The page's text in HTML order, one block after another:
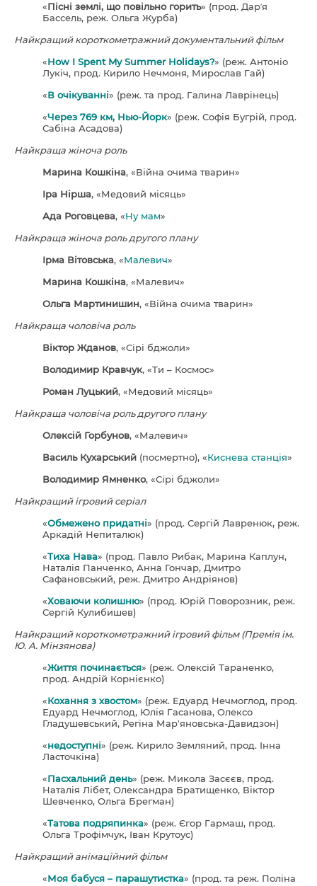
«Пісні землі, що повільно горить» (прод. Дарʼя
Бассель, реж. Ольга Журба)
Найкращий короткометражний документальний фільм
«How I Spent My Summer Holidays?» (реж. Антоніо
Лукіч, прод. Кирило Нечмоня, Мирослав Гай)
«В очікуванні» (реж. та прод. Галина Лаврінець)
«Через 769 км, Нью-Йорк» (реж. Софія Бугрій, прод.
Сабіна Асадова)
Найкраща жіноча роль
Марина Кошкіна, «Війна очима тварин»
Іра Нірша, «Медовий місяць»
Ада Роговцева, «Ну мам»
Найкраща жіноча роль другого плану
Ірма Вітовська, «Малевич»
Марина Кошкіна, «Малевич»
Ольга Мартинишин, «Війна очима тварин»
Найкраща чоловіча роль
Віктор Жданов, «Сірі бджоли»
Володимир Кравчук, «Ти – Космос»
Роман Луцький, «Медовий місяць»
Найкраща чоловіча роль другого плану
Олексій Горбунов, «Малевич»
Василь Кухарський (посмертно), «Киснева станція»
Володимир Ямненко, «Сірі бджоли»
Найкращий ігровий серіал
«Обмежено придатні» (прод. Сергій Лавренюк, реж.
Аркадій Непиталюк)
«Тиха Нава» (прод. Павло Рибак, Марина Каплун,
Наталія Панченко, Анна Гончар, Дмитро
Сафановський, реж. Дмитро Андріянов)
«Ховаючи колишню» (прод. Юрій Поворозник, реж.
Сергій Кулибишев)
Найкращий короткометражний ігровий фільм (Премія ім.
Ю. А. Мінзянова)
«Життя починається» (реж. Олексій Тараненко,
прод. Андрій Корнієнко)
«Кохання з хвостом» (реж. Едуард Нечмоглод, прод.
Едуард Нечмоглод, Юлія Гасанова, Олексо
Гладушевський, Регіна Мар'яновська-Давидзон)
«недоступні» (реж. Кирило Земляний, прод. Інна
Ласточкіна)
«Пасхальний день» (реж. Микола Засєєв, прод.
Наталія Лібет, Олександра Братищенко, Віктор
Шевченко, Ольга Брегман)
«Татова подряпинка» (реж. Єгор Гармаш, прод.
Ольга Трофімчук, Іван Крутоус)
Найкращий анімаційний фільм
«Моя бабуся – парашутистка» (прод. та реж. Поліна